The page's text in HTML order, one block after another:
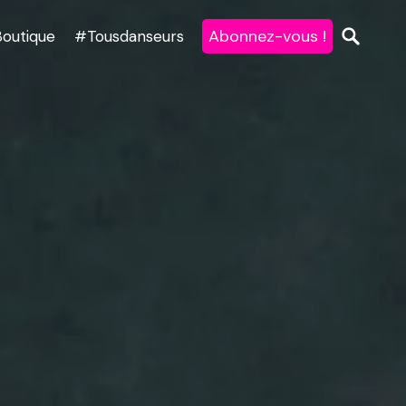
#Tousdanseurs Abonnez-vous !